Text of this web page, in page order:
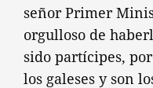
señor Primer
orgulloso de
sido partícipes,
los galeses y son